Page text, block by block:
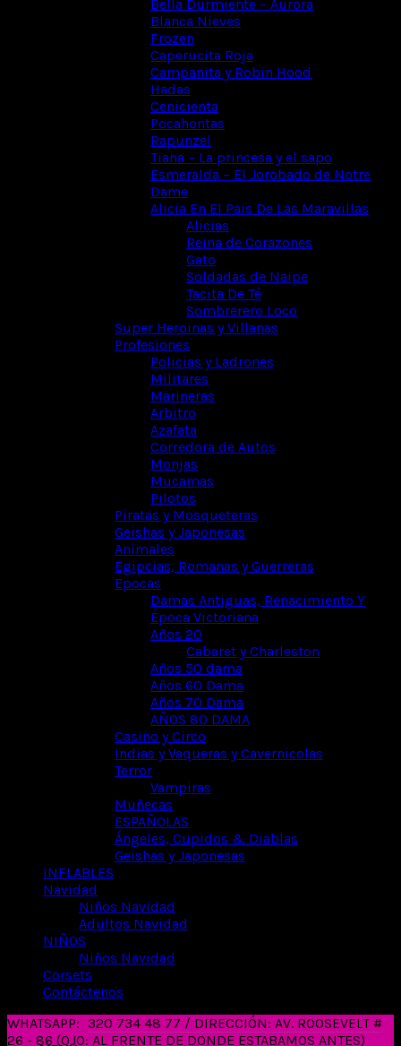
Bella Durmiente – Aurora
Blanca Nieves
Frozen
Caperucita Roja
Campanita y Robin Hood
Hadas
Cenicienta
Pocahontas
Rapunzel
Tiana – La princesa y el sapo
Esmeralda – El Jorobado de Notre
Dame
Alicia En El Pais De Las Maravillas
Alicias
Reina de Corazones
Gato
Soldadas de Naipe
Tacita De Té
Sombrerero Loco
Super Heroinas y Villanas
Profesiones
Policias y Ladrones
Militares
Marineras
Arbitro
Azafata
Corredora de Autos
Monjas
Mucamas
Pilotos
Piratas y Mosqueteras
Geishas y Japonesas
Animales
Egipcias, Romanas y Guerreras
Epocas
Damas Antiguas, Renacimiento Y
Época Victoriana
Años 20
Cabaret y Charleston
Años 50 dama
Años 60 Dama
Años 70 Dama
AÑOS 80 DAMA
Casino y Circo
Indias y Vaqueras y Cavernicolas
Terror
Vampiras
Muñecas
ESPAÑOLAS
Ángeles, Cupidos & Diablas
Geishas y Japonesas
INFLABLES
Navidad
Niños Navidad
Adultos Navidad
NIÑOS
Niños Navidad
Corsets
Contáctenos
WHATSAPP: 320 734 48 77 / DIRECCIÓN: AV. ROOSEVELT #
26 - 86 (OJO: AL FRENTE DE DONDE ESTABAMOS ANTES)